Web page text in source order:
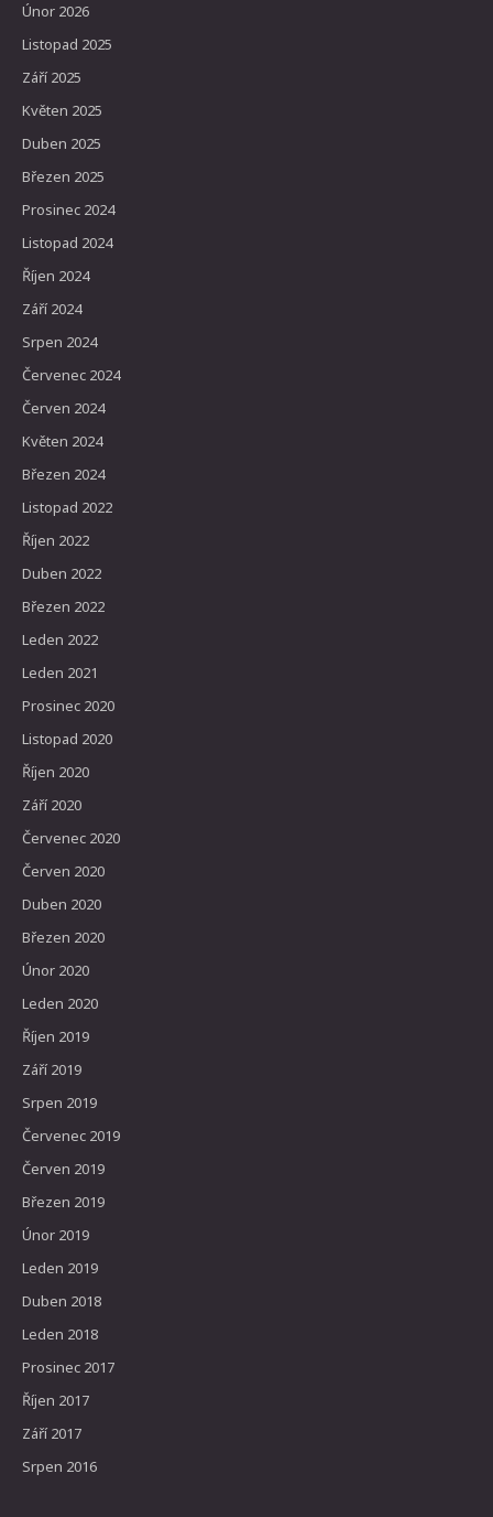
Únor 2026
Listopad 2025
Září 2025
Květen 2025
Duben 2025
Březen 2025
Prosinec 2024
Listopad 2024
Říjen 2024
Září 2024
Srpen 2024
Červenec 2024
Červen 2024
Květen 2024
Březen 2024
Listopad 2022
Říjen 2022
Duben 2022
Březen 2022
Leden 2022
Leden 2021
Prosinec 2020
Listopad 2020
Říjen 2020
Září 2020
Červenec 2020
Červen 2020
Duben 2020
Březen 2020
Únor 2020
Leden 2020
Říjen 2019
Září 2019
Srpen 2019
Červenec 2019
Červen 2019
Březen 2019
Únor 2019
Leden 2019
Duben 2018
Leden 2018
Prosinec 2017
Říjen 2017
Září 2017
Srpen 2016